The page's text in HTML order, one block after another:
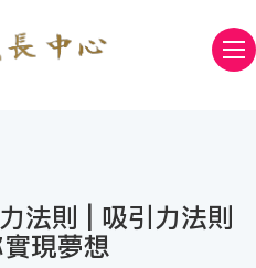
法則 | 吸引力法則
現夢想